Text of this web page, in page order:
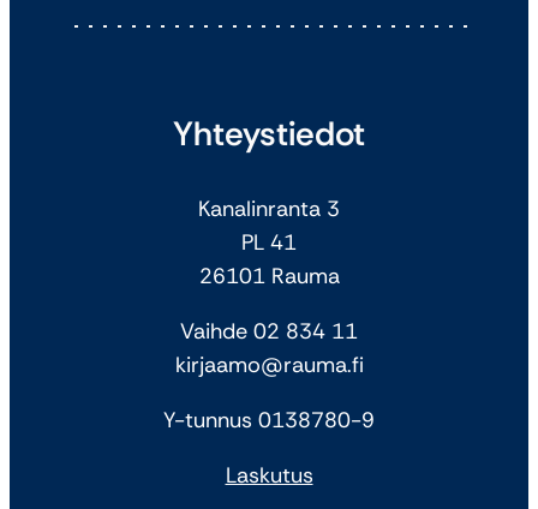
Yhteystiedot
Kanalinranta 3
PL 41
26101 Rauma
Vaihde 02 834 11
kirjaamo@rauma.fi
Y-tunnus 0138780-9
Laskutus